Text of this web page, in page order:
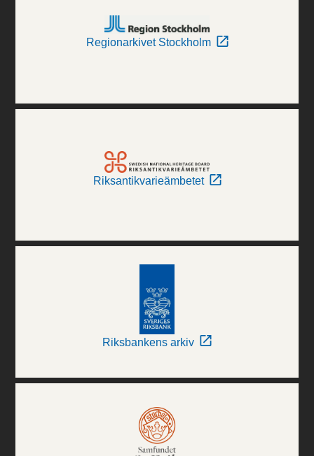
Regionarkivet Stockholm
Riksantikvarieämbetet
Riksbankens arkiv